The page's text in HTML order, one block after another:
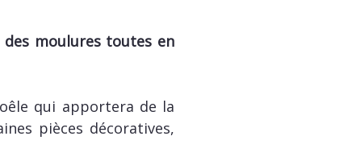
moulures toutes en
qui apportera de la
pièces décoratives,